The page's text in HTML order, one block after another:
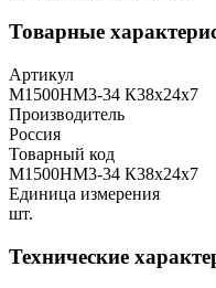
Товарные
Артикул
М1500НМ3-34 К38х24х7
Производитель
Россия
Товарный код
М1500НМ3-34 К38х24х7
Единица измерения
шт.
Технические